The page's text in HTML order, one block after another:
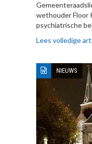
wethouder Floor
psychiatrische
Lees volledige
NIEUWS